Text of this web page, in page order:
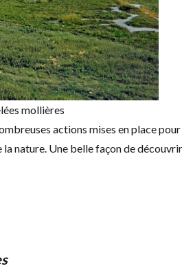
mollières
actions mises en place
nature. Une belle façon de